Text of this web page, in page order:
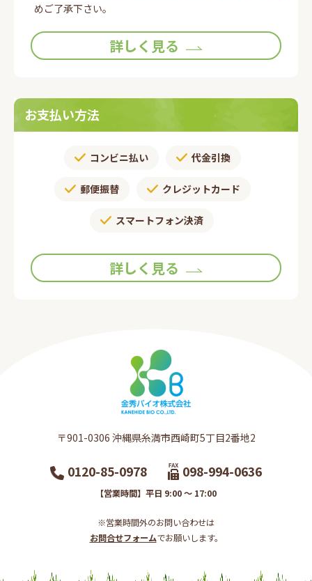
めご了承下さい。
詳しく見る
お支払い方法
コンビニ払い 代金引換
郵便振替​ クレジットカード
スマートフォン決済
詳しく見る
〒901-0306​ 沖縄県糸満市西崎町5丁目2番地2​
0120-85-0978 098-994-0636
【営業時間】平日 9:00 ～ 17:00
※営業時間外のお問い合わせは
お問合せフォームでお願いします。​